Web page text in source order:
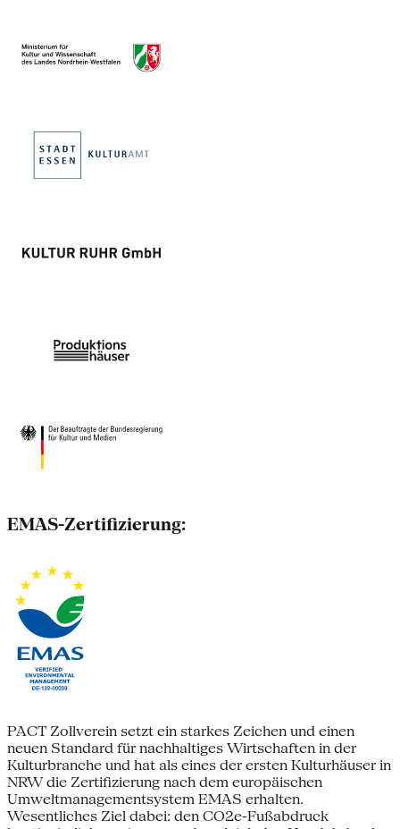
EMAS-Zertifizierung:
PACT Zollverein setzt ein starkes Zeichen und einen
neuen Standard für nachhaltiges Wirtschaften in der
Kulturbranche und hat als eines der ersten Kulturhäuser in
NRW die Zertifizierung nach dem europäischen
Umweltmanagementsystem EMAS erhalten.
Wesentliches Ziel dabei: den CO2e-Fußabdruck